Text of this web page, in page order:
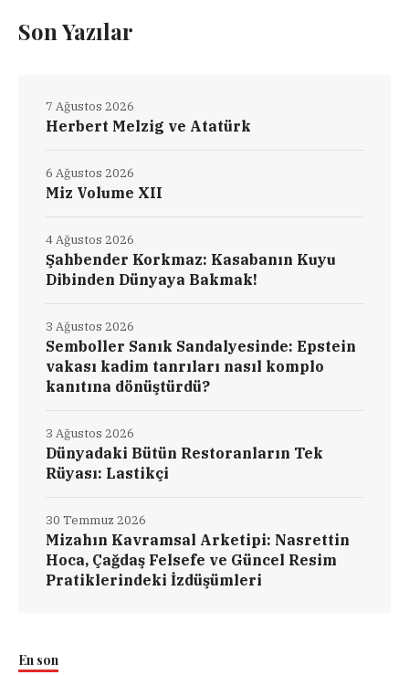
Son Yazılar
Herbert Melzig ve Atatürk
7 Ağustos 2026
Miz Volume XII
6 Ağustos 2026
Şahbender Korkmaz: Kasabanın Kuyu
Dibinden Dünyaya Bakmak!
4 Ağustos 2026
Semboller Sanık Sandalyesinde: Epstein
vakası kadim tanrıları nasıl komplo
kanıtına dönüştürdü?
3 Ağustos 2026
Dünyadaki Bütün Restoranların Tek
Rüyası: Lastikçi
3 Ağustos 2026
Mizahın Kavramsal Arketipi: Nasrettin
Hoca, Çağdaş Felsefe ve Güncel Resim
Pratiklerindeki İzdüşümleri
30 Temmuz 2026
En son